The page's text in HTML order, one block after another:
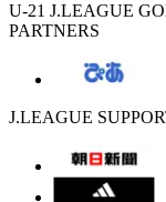
U-21 J.LEAGUE
PARTNERS
J.LEAGUE